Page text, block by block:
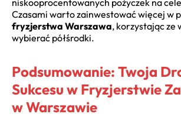
niskooprocentowanych pożyczek na
Czasami warto zainwestować więcej w
fryzjerstwa Warszawa, korzystając ze
wybierać półśrodki.
Podsumowanie: Twoja
Sukcesu w Fryzjerstwie
w Warszawie